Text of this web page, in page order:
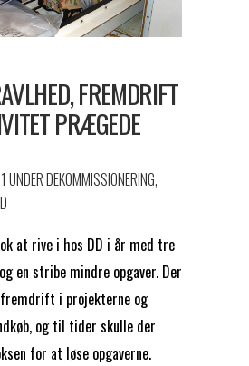
FREMDRIFT
PRÆGEDE
UNDERDEKOMMISSIONERING,
at rive i hos DD i år med tre
en stribe mindre opgaver. Der
i projekterne og
og til tider skulle der
for at løse opgaverne.